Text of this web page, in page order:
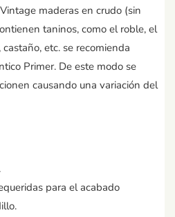
maderas en crudo (sin
taninos, como el roble, el
etc. se recomienda
Primer. De este modo se
causando una variación del
para el acabado